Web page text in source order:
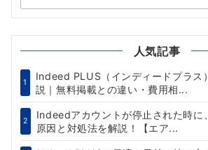
人気記事
1
Indeed PLUS（インディードプラス
説｜無料掲載との違い・費用相...
2
Indeedアカウントが停止された時に
原因と対処法を解説！【エア...